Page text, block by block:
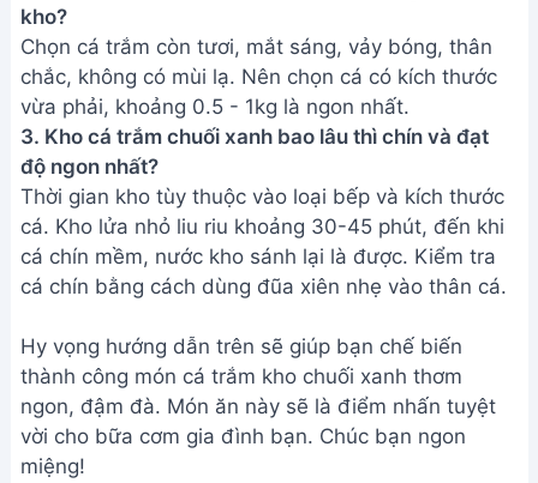
kho?
Chọn cá trắm còn tươi, mắt sáng, vảy bóng, thân
chắc, không có mùi lạ. Nên chọn cá có kích thước
vừa phải, khoảng 0.5 - 1kg là ngon nhất.
3. Kho cá trắm chuối xanh bao lâu thì chín và đạt
độ ngon nhất?
Thời gian kho tùy thuộc vào loại bếp và kích thước
cá. Kho lửa nhỏ liu riu khoảng 30-45 phút, đến khi
cá chín mềm, nước kho sánh lại là được. Kiểm tra
cá chín bằng cách dùng đũa xiên nhẹ vào thân cá.
Hy vọng hướng dẫn trên sẽ giúp bạn chế biến
thành công món cá trắm kho chuối xanh thơm
ngon, đậm đà. Món ăn này sẽ là điểm nhấn tuyệt
vời cho bữa cơm gia đình bạn. Chúc bạn ngon
miệng!